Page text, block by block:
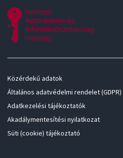
Közérdekű adatok
Általános adatvédelmi rendelet (GDPR)
Adatkezelési tájékoztatók
Akadálymentesítési nyilatkozat
Süti (cookie) tájékoztató